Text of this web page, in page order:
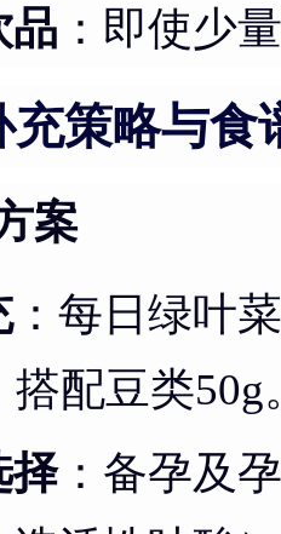
品 ：即使少
充策略与食
案
：每日绿叶
搭配豆类50g
择：备孕及